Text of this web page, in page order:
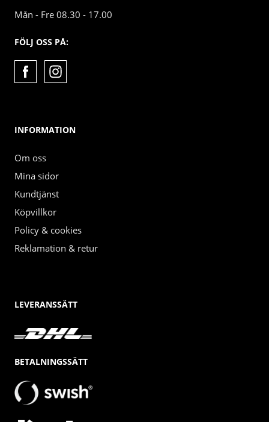
Mån - Fre 08.30 - 17.00
FÖLJ OSS PÅ:
INFORMATION
Om oss
Mina sidor
Kundtjänst
Köpvillkor
Policy & cookies
Reklamation & retur
LEVERANSSÄTT
BETALNINGSSÄTT